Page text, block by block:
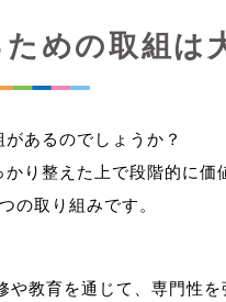
めの取組は
あるのでしょうか？
り整えた上で段階的に価
や教育を通じて、専門性を